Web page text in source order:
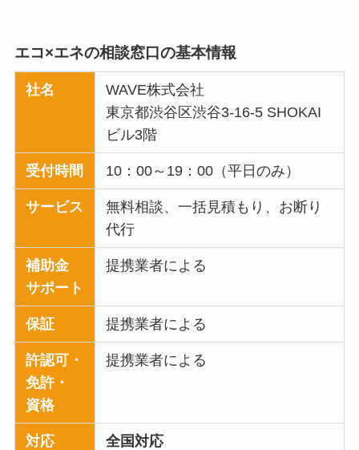
エコ×エネの相談窓口の基本情報
社名
WAVE株式会社
東京都渋谷区渋谷3-16-5 SHOKAI
ビル3階
受付時間 10：00～19：00（平日のみ）
サービス
無料相談、一括見積もり、お断り
代行
補助金
サポート
提携業者による
保証 提携業者による
許認可・
免許・
資格
提携業者による
対応
全国対応